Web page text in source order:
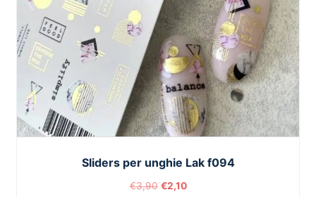
Sliders per unghie Lak f094
€3,90 €2,10